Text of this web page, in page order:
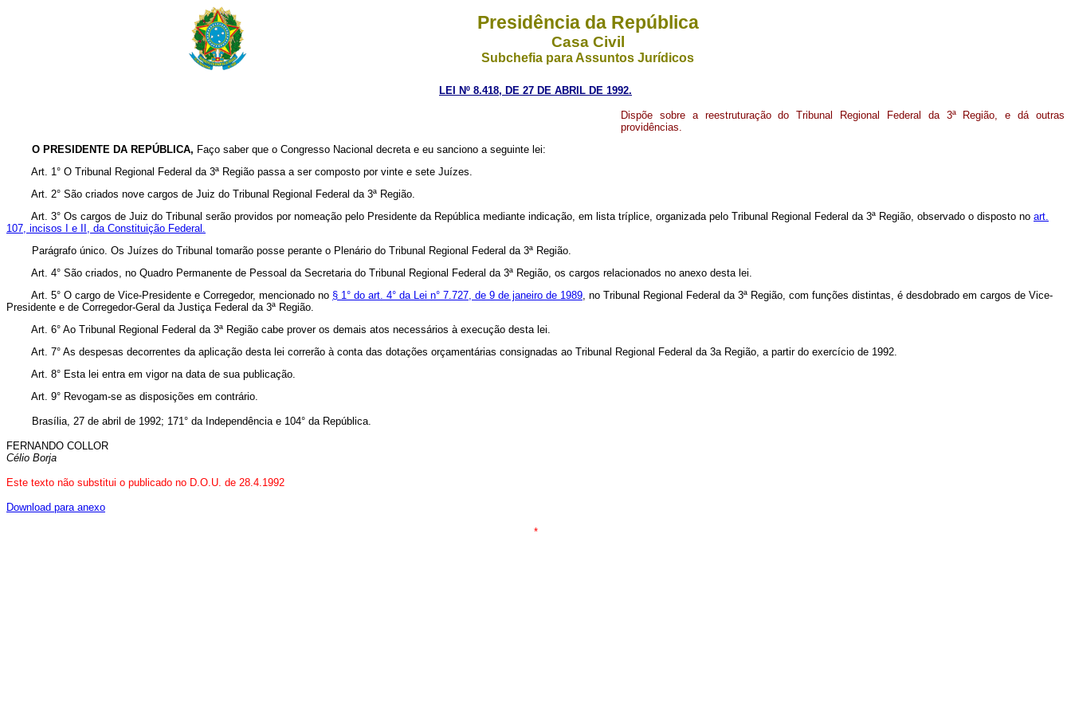
Presidência da República
Casa Civil
Subchefia para Assuntos Jurídicos
LEI Nº 8.418, DE 27 DE ABRIL DE 1992.
Dispõe sobre a reestruturação do Tribunal Regional Federal da 3ª Região, e dá outras
providências.
O PRESIDENTE DA REPÚBLICA, Faço saber que o Congresso Nacional decreta e eu sanciono a seguinte lei:
Art. 1° O Tribunal Regional Federal da 3ª Região passa a ser composto por vinte e sete Juízes.
Art. 2° São criados nove cargos de Juiz do Tribunal Regional Federal da 3ª Região.
Art. 3° Os cargos de Juiz do Tribunal serão providos por nomeação pelo Presidente da República mediante indicação, em lista tríplice, organizada pelo Tribunal Regional Federal da 3ª Região, observado o disposto no art.
107, incisos I e II, da Constituição Federal.
Parágrafo único. Os Juízes do Tribunal tomarão posse perante o Plenário do Tribunal Regional Federal da 3ª Região.
Art. 4° São criados, no Quadro Permanente de Pessoal da Secretaria do Tribunal Regional Federal da 3ª Região, os cargos relacionados no anexo desta lei.
Art. 5° O cargo de Vice-Presidente e Corregedor, mencionado no § 1° do art. 4° da Lei n° 7.727, de 9 de janeiro de 1989, no Tribunal Regional Federal da 3ª Região, com funções distintas, é desdobrado em cargos de Vice-
Presidente e de Corregedor-Geral da Justiça Federal da 3ª Região.
Art. 6° Ao Tribunal Regional Federal da 3ª Região cabe prover os demais atos necessários à execução desta lei.
Art. 7° As despesas decorrentes da aplicação desta lei correrão à conta das dotações orçamentárias consignadas ao Tribunal Regional Federal da 3a Região, a partir do exercício de 1992.
Art. 8° Esta lei entra em vigor na data de sua publicação.
Art. 9° Revogam-se as disposições em contrário.
Brasília, 27 de abril de 1992; 171° da Independência e 104° da República.
FERNANDO COLLOR
Célio Borja
Este texto não substitui o publicado no D.O.U. de 28.4.1992
Download para anexo
*